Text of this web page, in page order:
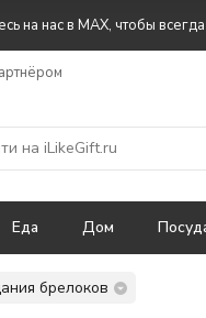
на нас в MAX, чтобы всегда
Еда Дом
брелоков